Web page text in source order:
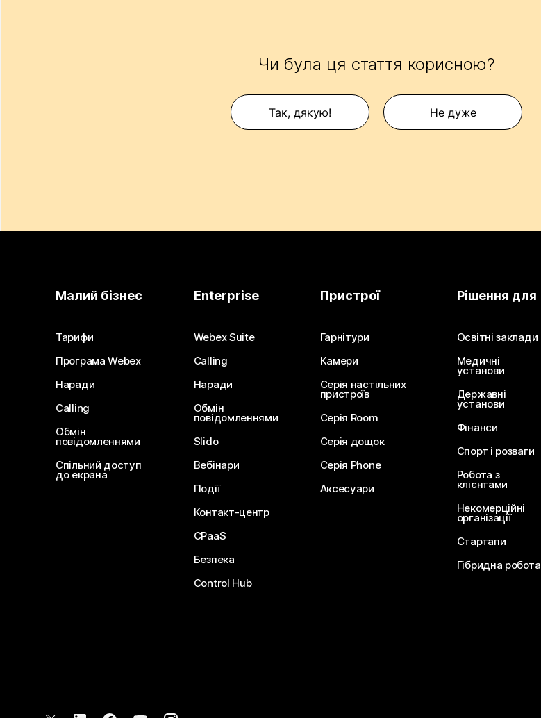
Чи була ця стаття корисною?
Так, дякую! Не дуже
Малий бізнес
Тарифи
Програма Webex
Наради
Calling
Обмін
повідомленнями
Спільний доступ
до екрана
Enterprise
Webex Suite
Calling
Наради
Обмін
повідомленнями
Slido
Вебінари
Події
Контакт-центр
CPaaS
Безпека
Control Hub
Пристрої
Гарнітури
Камери
Серія настільних
пристроїв
Серія Room
Серія дощок
Серія Phone
Аксесуари
Рішення для
Освітні заклади
Медичні
установи
Державні
установи
Фінанси
Спорт і розваги
Робота з
клієнтами
Некомерційні
організації
Стартапи
Гібридна робота